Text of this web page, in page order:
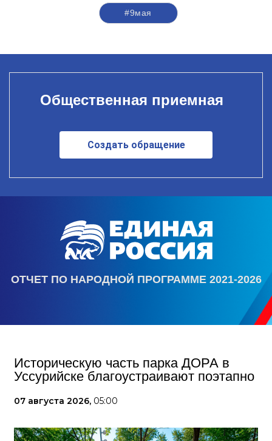
#9мая
Общественная приемная
Создать обращение
ОТЧЕТ ПО НАРОДНОЙ ПРОГРАММЕ 2021-2026
Историческую часть парка ДОРА в
Уссурийске благоустраивают поэтапно
07 августа 2026, 05:00